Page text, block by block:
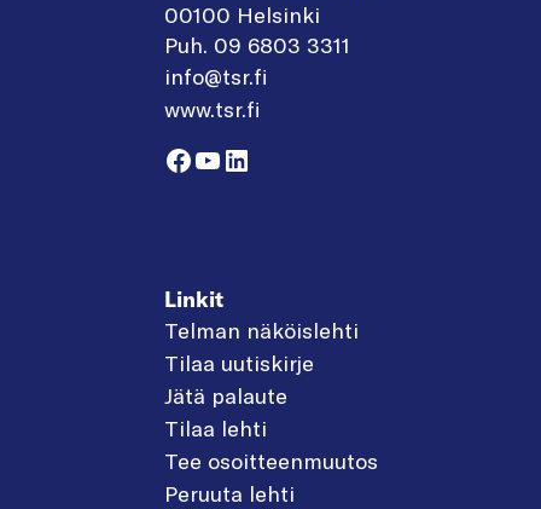
00100 Helsinki
Puh. 09 6803 3311
info@tsr.fi
www.tsr.fi
Facebook
YouTube
LinkedIn
Linkit
Telman näköislehti
Tilaa uutiskirje
Jätä palaute
Tilaa lehti
Tee osoitteenmuutos
Peruuta lehti